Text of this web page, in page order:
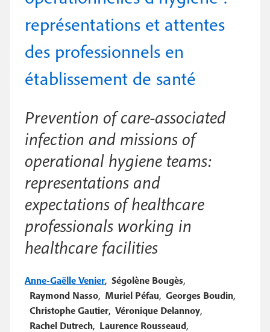
i
c
i
a
l
e
c
o
d
a
r
e
représentations et attentes
des professionnels en
établissement de santé
Prevention of care-associated
infection and missions of
operational hygiene teams:
representations and
expectations of healthcare
professionals working in
healthcare facilities
Anne-Gaëlle Venier, Ségolène Bougès,
Raymond Nasso, Muriel Péfau, Georges Boudin,
Christophe Gautier, Véronique Delannoy,
Rachel Dutrech, Laurence Rousseaud,